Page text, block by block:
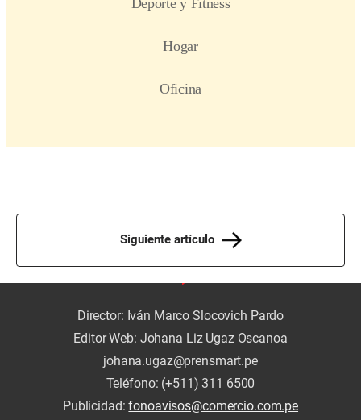
Siguiente artículo
Director: Iván Marco Slocovich Pardo
Editor Web: Johana Liz Ugaz Oscanoa
johana.ugaz@prensmart.pe
Teléfono: (+511) 311 6500
Publicidad:fonoavisos@comercio.com.pe